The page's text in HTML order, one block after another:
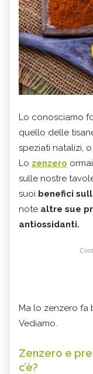
Lo conosciamo
quello delle
speziati natalizi,
Lo zenzero
sulle nostre
suoi benefici
note altre sue
antiossidanti.
Ma lo zenzero fa
Vediamo.
Zenzero e
c’è?